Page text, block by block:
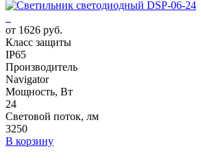
от 1626 руб.
Класс защиты
IP65
Производитель
Navigator
Мощность, Вт
24
Световой поток, лм
3250
В корзину